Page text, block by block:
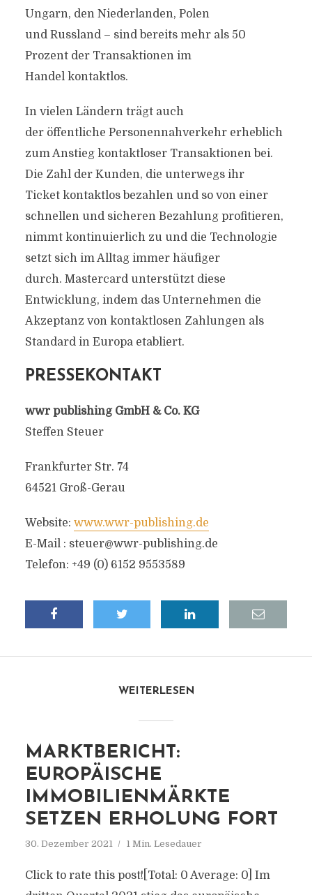
Ungarn, den Niederlanden, Polen
und Russland – sind bereits mehr als 50
Prozent der Transaktionen im
Handel kontaktlos.
In vielen Ländern trägt auch
der öffentliche Personennahverkehr erheblich
zum Anstieg kontaktloser Transaktionen bei.
Die Zahl der Kunden, die unterwegs ihr
Ticket kontaktlos bezahlen und so von einer
schnellen und sicheren Bezahlung profitieren,
nimmt kontinuierlich zu und die Technologie
setzt sich im Alltag immer häufiger
durch. Mastercard unterstützt diese
Entwicklung, indem das Unternehmen die
Akzeptanz von kontaktlosen Zahlungen als
Standard in Europa etabliert.
PRESSEKONTAKT
wwr publishing GmbH & Co. KG
Steffen Steuer
Frankfurter Str. 74
64521 Groß-Gerau
Website: www.wwr-publishing.de
E-Mail : steuer@wwr-publishing.de
Telefon: +49 (0) 6152 9553589
WEITERLESEN
MARKTBERICHT:
EUROPÄISCHE
IMMOBILIENMÄRKTE
SETZEN ERHOLUNG FORT
30. Dezember 2021 1 Min. Lesedauer
Click to rate this post![Total: 0 Average: 0] Im